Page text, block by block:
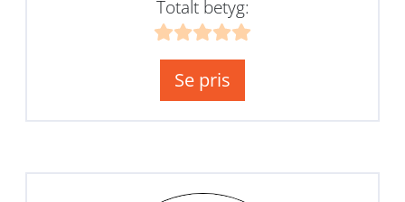
Totalt betyg:
Se pris